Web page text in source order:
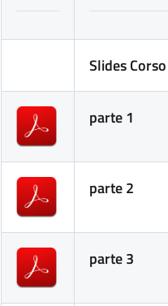
Slides Corso
parte 1
parte 2
parte 3